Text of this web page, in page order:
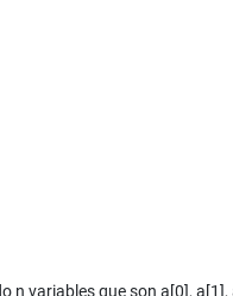
n variables que son a[0],